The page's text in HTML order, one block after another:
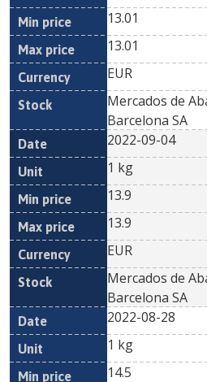
13.01
13.01
EUR
Mercados de
Barcelona SA
2022-09-04
1 kg
13.9
13.9
EUR
Mercados de
Barcelona SA
2022-08-28
1 kg
14.5